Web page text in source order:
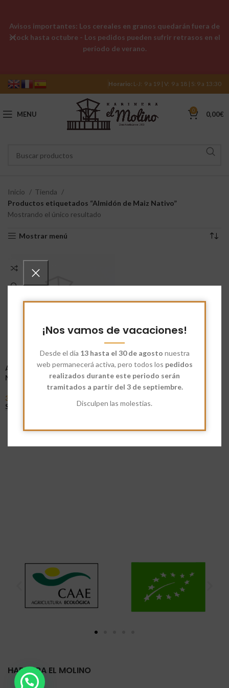
¡Nos vamos de vacaciones!
Desde el día 13 hasta el 30 de agosto nuestra
web permanecerá activa, pero todos los pedidos
realizados durante este periodo serán
tramitados a partir del 3 de septiembre.
Disculpen las molestias.
Horario: L-J: 9 a 19 | V: 9 a 18 | S: 9 a 13:30
MENU 0 0,00€
Inicio
Tienda
Productos etiquetados “Almidón de Maiz Nativo”
Mostrando el único resultado
Mostrar menú
Almidón Ecológico de Maíz
Nativo
3,20
Seleccionar Opciones
HARINERA EL MOLINO
Avisos importantes: Los cereales en granos quedarán fuera de
stock hasta octubre - Los pedidos pueden sufrir retrasos en el
período de verano.